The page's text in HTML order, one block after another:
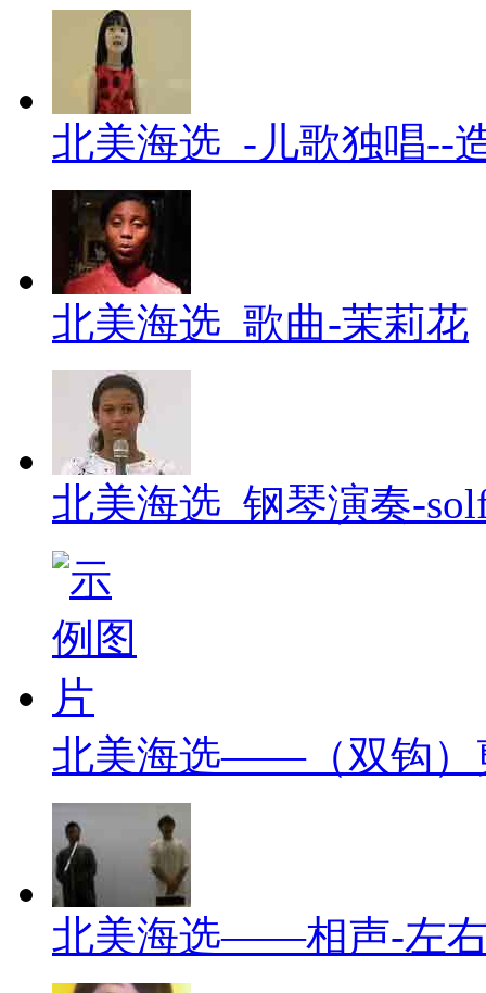
北美海选_-儿歌独唱--
北美海选_歌曲-茉莉花
北美海选_钢琴演奏-
北美海选——（双钩）
北美海选——相声-左